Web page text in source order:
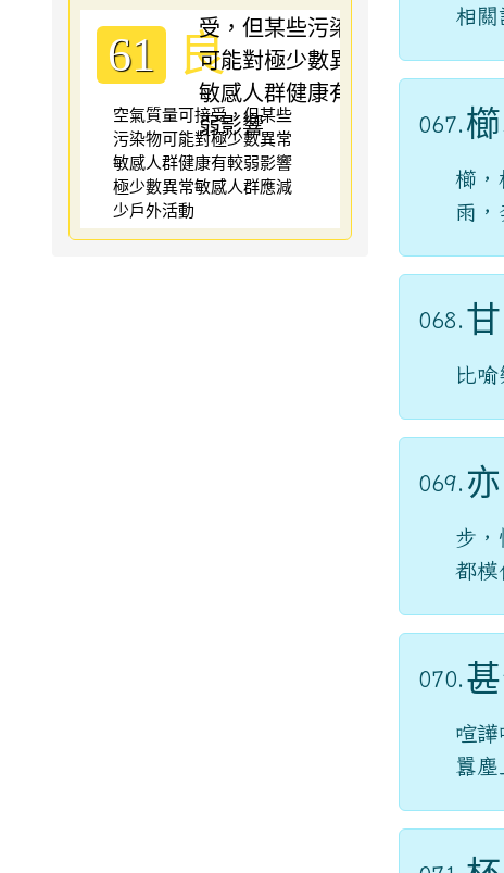
相關
067. 櫛
櫛，
雨，
068. 甘
比喻
069. 亦
步，
都模
070. 甚
喧譁
囂
61 良
空氣質量可接受，但某些
污染物可能對極少數異常
敏感人群健康有較弱影響
極少數異常敏感人群應減
少戶外活動